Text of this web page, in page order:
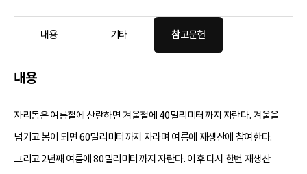
내용 기타 참고문헌
내용
자리돔은 여름철에 산란하면 겨울철에 40밀리미터까지 자란다. 겨울을
넘기고 봄이 되면 60밀리미터까지 자라며 여름에 재생산에 참여한다.
그리고 2년째 여름에 80밀리미터까지 자란다. 이후 다시 한번 재생산